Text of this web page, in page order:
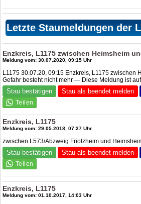
Letzte Staumeldungen der
Enzkreis, L1175 zwischen Heimsheim
Meldung vom: 30.07.2020, 09:15 Uhr
L1175 30.07.20, 09:15 Enzkreis, L1175 zwischen
Gefahr besteht nicht mehr — Diese Meldung ist
Stau bestätigen Stau als beendet melden
Enzkreis, L1175
Meldung vom: 29.05.2018, 07:27 Uhr
zwischen L573/Abzweig Friolzheim und
Stau bestätigen Stau als beendet melden
Enzkreis, L1175
Meldung vom: 01.10.2017, 14:03 Uhr